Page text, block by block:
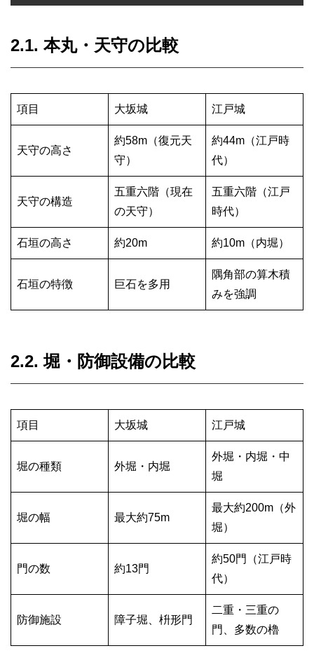
2.1. 本丸・天守の比較
項目 大坂城 江戸城
天守の高さ
約58m（復元天
守）
約44m（江戸時
代）
天守の構造
五重六階（現在
の天守）
五重六階（江戸
時代）
石垣の高さ 約20m 約10m（内堀）
石垣の特徴 巨石を多用
隅角部の算木積
みを強調
2.2. 堀・防御設備の比較
項目 大坂城 江戸城
堀の種類 外堀・内堀
外堀・内堀・中
堀
堀の幅 最大約75m
最大約200m（外
堀）
門の数 約13門
約50門（江戸時
代）
防御施設 障子堀、枡形門
二重・三重の
門、多数の櫓